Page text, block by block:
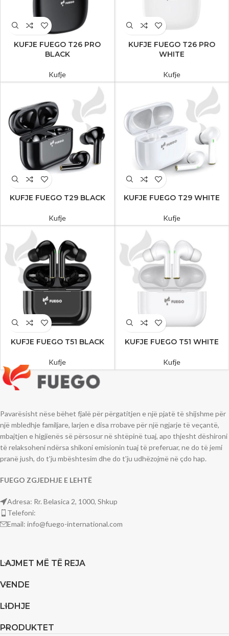
KUFJE FUEGO T26 PRO
BLACK
Kufje
KUFJE FUEGO T26 PRO
WHITE
Kufje
KUFJE FUEGO T29 BLACK
Kufje
KUFJE FUEGO T29 WHITE
Kufje
KUFJE FUEGO T51 BLACK
Kufje
KUFJE FUEGO T51 WHITE
Kufje
Pavarësisht nëse bëhet fjalë për përgatitjen e një pjatë të shijshme për
një mbledhje familjare, larjen e disa rrobave për një ngjarje të veçantë,
mbajtjen e higjienës së përsosur në shtëpinë tuaj, apo thjesht dëshironi
të relaksoheni ndërsa shikoni emisionin tuaj të preferuar, ne do të jemi
pranë jush, do t'ju mbështesim dhe do t'ju udhëzojmë në çdo hap.
FUEGO ZGJEDHJE E LEHTË
Adresa: Rr. Belasica 2, 1000, Shkup
Telefoni:
Email: info@fuego-international.com
LAJMET MË TË REJA
VENDE
LIDHJE
PRODUKTET